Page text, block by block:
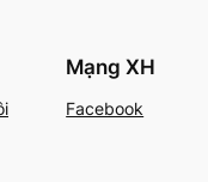
Mạng XH
Facebook